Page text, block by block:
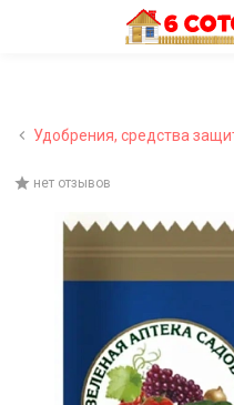
Удобрения, средства
нет отзывов